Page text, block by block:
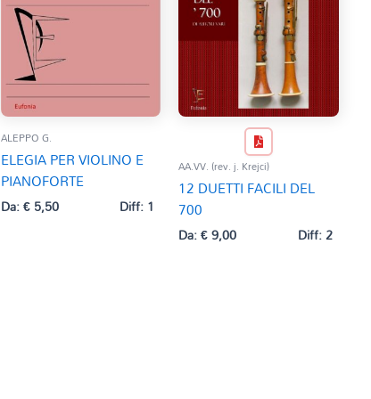
ALEPPO G.
ELEGIA PER VIOLINO E
PIANOFORTE
Da:€5,50 Diff: 1
AA.VV. (rev. j. Krejci)
12 DUETTI FACILI DEL
700
Da:€9,00 Diff: 2